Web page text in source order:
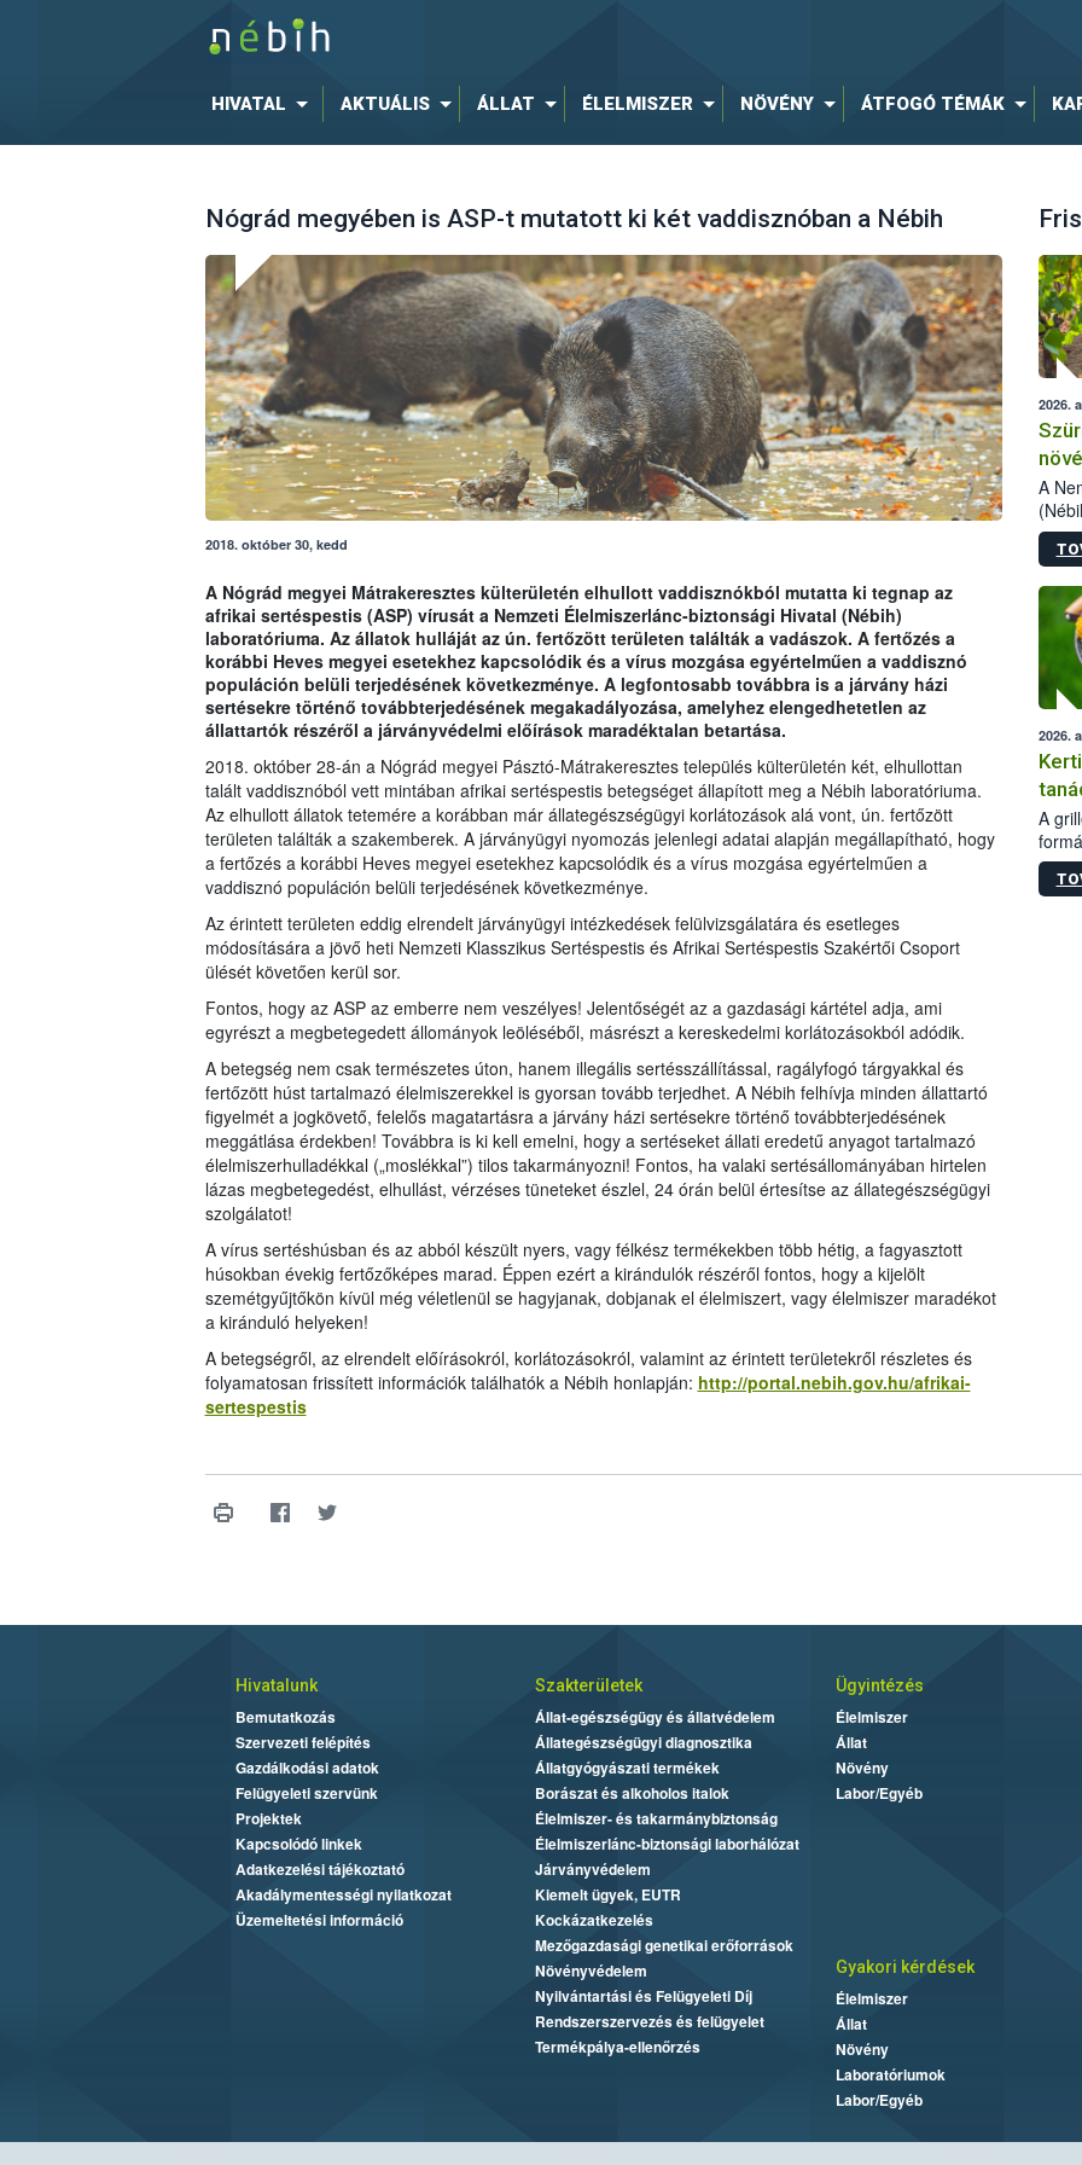
HIVATAL AKTUÁLIS ÁLLAT ÉLELMISZER NÖVÉNY ÁTFOGÓ TÉMÁK
Nógrád megyében is ASP-t mutatott ki két vaddisznóban a Nébih
2018. október 30, kedd
A Nógrád megyei Mátrakeresztes külterületén elhullott vaddisznókból mutatta ki tegnap az
afrikai sertéspestis (ASP) vírusát a Nemzeti Élelmiszerlánc-biztonsági Hivatal (Nébih)
laboratóriuma. Az állatok hulláját az ún. fertőzött területen találták a vadászok. A fertőzés a
korábbi Heves megyei esetekhez kapcsolódik és a vírus mozgása egyértelműen a vaddisznó
populáción belüli terjedésének következménye. A legfontosabb továbbra is a járvány házi
sertésekre történő továbbterjedésének megakadályozása, amelyhez elengedhetetlen az
állattartók részéről a járványvédelmi előírások maradéktalan betartása.
2018. október 28-án a Nógrád megyei Pásztó-Mátrakeresztes település külterületén két, elhullottan
talált vaddisznóból vett mintában afrikai sertéspestis betegséget állapított meg a Nébih laboratóriuma.
Az elhullott állatok tetemére a korábban már állategészségügyi korlátozások alá vont, ún. fertőzött
területen találták a szakemberek. A járványügyi nyomozás jelenlegi adatai alapján megállapítható, hogy
a fertőzés a korábbi Heves megyei esetekhez kapcsolódik és a vírus mozgása egyértelműen a
vaddisznó populáción belüli terjedésének következménye.
Az érintett területen eddig elrendelt járványügyi intézkedések felülvizsgálatára és esetleges
módosítására a jövő heti Nemzeti Klasszikus Sertéspestis és Afrikai Sertéspestis Szakértői Csoport
ülését követően kerül sor.
Fontos, hogy az ASP az emberre nem veszélyes! Jelentőségét az a gazdasági kártétel adja, ami
egyrészt a megbetegedett állományok leöléséből, másrészt a kereskedelmi korlátozásokból adódik.
A betegség nem csak természetes úton, hanem illegális sertésszállítással, ragályfogó tárgyakkal és
fertőzött húst tartalmazó élelmiszerekkel is gyorsan tovább terjedhet. A Nébih felhívja minden állattartó
figyelmét a jogkövető, felelős magatartásra a járvány házi sertésekre történő továbbterjedésének
meggátlása érdekben! Továbbra is ki kell emelni, hogy a sertéseket állati eredetű anyagot tartalmazó
élelmiszerhulladékkal („moslékkal”) tilos takarmányozni! Fontos, ha valaki sertésállományában hirtelen
lázas megbetegedést, elhullást, vérzéses tüneteket észlel, 24 órán belül értesítse az állategészségügyi
szolgálatot!
A vírus sertéshúsban és az abból készült nyers, vagy félkész termékekben több hétig, a fagyasztott
húsokban évekig fertőzőképes marad. Éppen ezért a kirándulók részéről fontos, hogy a kijelölt
szemétgyűjtőkön kívül még véletlenül se hagyjanak, dobjanak el élelmiszert, vagy élelmiszer maradékot
a kiránduló helyeken!
A betegségről, az elrendelt előírásokról, korlátozásokról, valamint az érintett területekről részletes és
folyamatosan frissített információk találhatók a Nébih honlapján: http://portal.nebih.gov.hu/afrikai-
sertespestis
2026.
A
Az
2026.
A
Hivatalunk
Bemutatkozás
Szervezeti felépítés
Gazdálkodási adatok
Felügyeleti szervünk
Projektek
Kapcsolódó linkek
Adatkezelési tájékoztató
Akadálymentességi nyilatkozat
Üzemeltetési információ
Szakterületek
Állat-egészségügy és állatvédelem
Állategészségügyi diagnosztika
Állatgyógyászati termékek
Borászat és alkoholos italok
Élelmiszer- és takarmánybiztonság
Élelmiszerlánc-biztonsági laborhálózat
Járványvédelem
Kiemelt ügyek, EUTR
Kockázatkezelés
Mezőgazdasági genetikai erőforrások
Növényvédelem
Nyilvántartási és Felügyeleti Díj
Rendszerszervezés és felügyelet
Termékpálya-ellenőrzés
Ügyintézés
Élelmiszer
Állat
Növény
Labor/Egyéb
Gyakori kérdések
Élelmiszer
Állat
Növény
Laboratóriumok
Labor/Egyéb